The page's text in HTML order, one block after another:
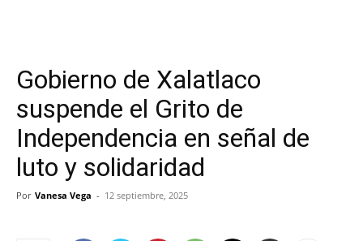
Gobierno de Xalatlaco
suspende el Grito de
Independencia en señal de
luto y solidaridad
Por Vanesa Vega - 12 septiembre, 2025